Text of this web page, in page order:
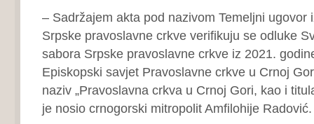
– Sadržajem akta pod nazivom Temeljni ugovor
Srpske pravoslavne crkve verifikuju se odluke
sabora Srpske pravoslavne crkve iz 2021.
Episkopski savjet Pravoslavne crkve u Crnoj
naziv „Pravoslavna crkva u Crnoj Gori, kao i
je nosio crnogorski mitropolit Amfilohije Radović.